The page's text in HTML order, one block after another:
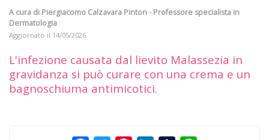
A cura di Piergiacomo Calzavara Pinton - Professore specialista in
Dermatologia
Aggiornato il 14/05/2026
L'infezione causata dal lievito Malassezia in
gravidanza si può curare con una crema e un
bagnoschiuma antimicotici.